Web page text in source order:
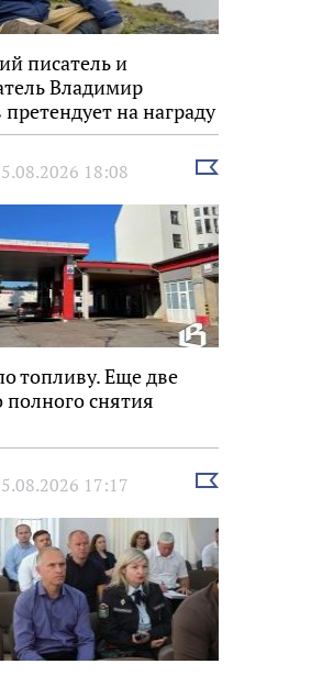
писатель и
Владимир
на награду
18:08
Выбрать
топливу. Еще две
полного снятия
17:17
Выбрать